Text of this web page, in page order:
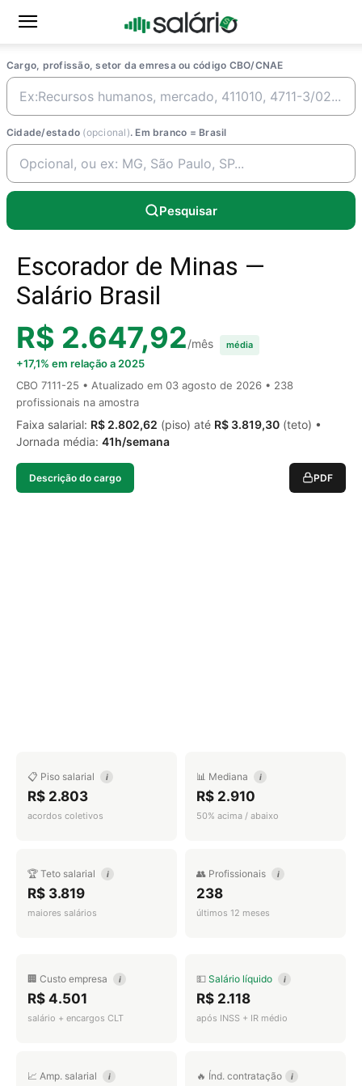
Cargo, profissão, setor da emresa ou código CBO/CNAE
Cidade/estado (opcional). Em branco = Brasil
Pesquisar
Escorador de Minas —
Salário Brasil
R$ 2.647,92/mês média
+17,1% em relação a 2025
CBO 7111-25 • Atualizado em 03 agosto de 2026 • 238
profissionais na amostra
Faixa salarial: R$ 2.802,62 (piso) até R$ 3.819,30 (teto) •
Jornada média: 41h/semana
Descrição do cargo PDF
📋 Piso salarial i
R$ 2.803
acordos coletivos
📊 Mediana i
R$ 2.910
50% acima / abaixo
🏆 Teto salarial i
R$ 3.819
maiores salários
👥 Profissionais i
238
últimos 12 meses
🏢 Custo empresa i
R$ 4.501
salário + encargos CLT
💵 Salário líquido i
R$ 2.118
após INSS + IR médio
📈 Amp. salarial i 🔥 Índ. contratação i